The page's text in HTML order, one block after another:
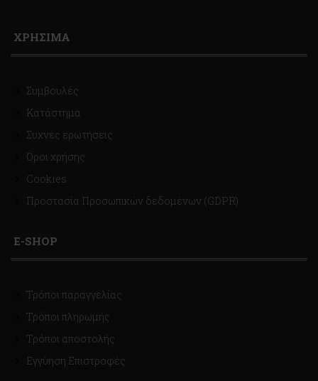
ΧΡΗΣΙΜΑ
Συμβουλές
Κατάστημα
Συχνές ερωτήσεις
Όροι χρήσης
Cookies
Προστασία Προσωπικών δεδομένων (GDPR)
E-SHOP
Τρόποι παραγγελίας
Τρόποι πληρωμής
Τρόποι αποστολής
Εγγύηση Επιστροφές